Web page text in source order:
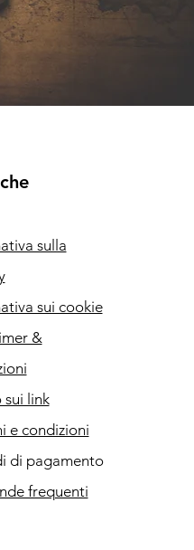
sulla
sui cookie
&
sui link
e condizioni
di pagamento
frequenti